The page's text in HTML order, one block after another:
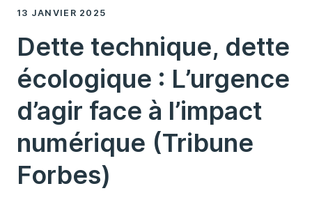
13 JANVIER 2025
Dette technique, dette
écologique : L’urgence
d’agir face à l’impact
numérique (Tribune
Forbes)